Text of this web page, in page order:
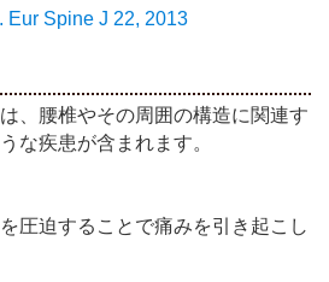
Eur Spine J 22, 2013
、腰椎やその周囲の構造に関連す
な疾患が含まれます。
圧迫することで痛みを引き起こし